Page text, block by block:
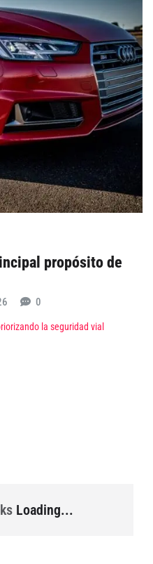
propósito de
0
la seguridad vial
Loading...